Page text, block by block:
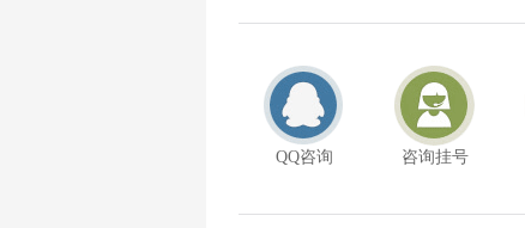
QQ咨询 咨询挂号